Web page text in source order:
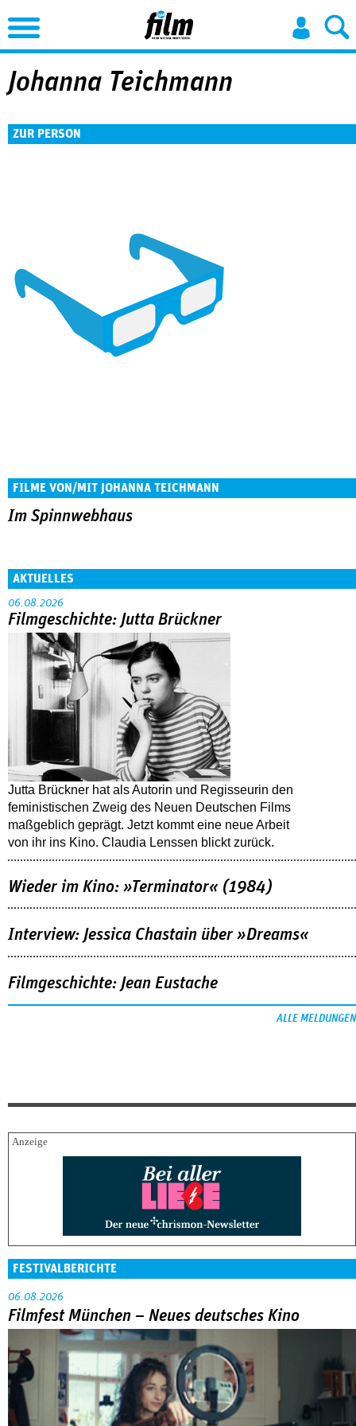
Jump to Navigation
Johanna Teichmann
ZUR PERSON
FILME VON/MIT JOHANNA TEICHMANN
Im Spinnwebhaus
AKTUELLES
06.08.2026
Filmgeschichte: Jutta Brückner
Jutta Brückner hat als Autorin und Regisseurin den
feministischen Zweig des Neuen Deutschen Films
maßgeblich geprägt. Jetzt kommt eine neue Arbeit
von ihr ins Kino. Claudia Lenssen blickt zurück.
Wieder im Kino: »Terminator« (1984)
Interview: Jessica Chastain über »Dreams«
Filmgeschichte: Jean Eustache
ALLE MELDUNGEN
FESTIVALBERICHTE
06.08.2026
Filmfest München – Neues deutsches Kino